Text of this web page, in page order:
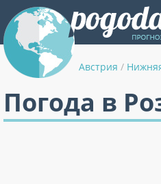
Австрия /
Погода в